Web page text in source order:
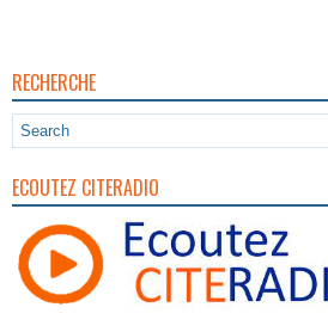
RECHERCHE
ECOUTEZ CITERADIO